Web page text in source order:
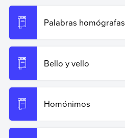
Palabras homógrafas
Bello y vello
Homónimos